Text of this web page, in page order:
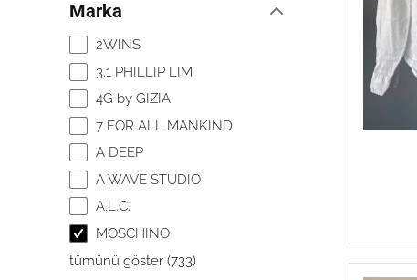
Diğer
Gün Eski
Marka
2WINS
3.1 PHILLIP LIM
4G by GIZIA
7 FOR ALL MANKIND
A DEEP
A WAVE STUDIO
A.L.C.
MOSCHINO
tümünü göster (733)